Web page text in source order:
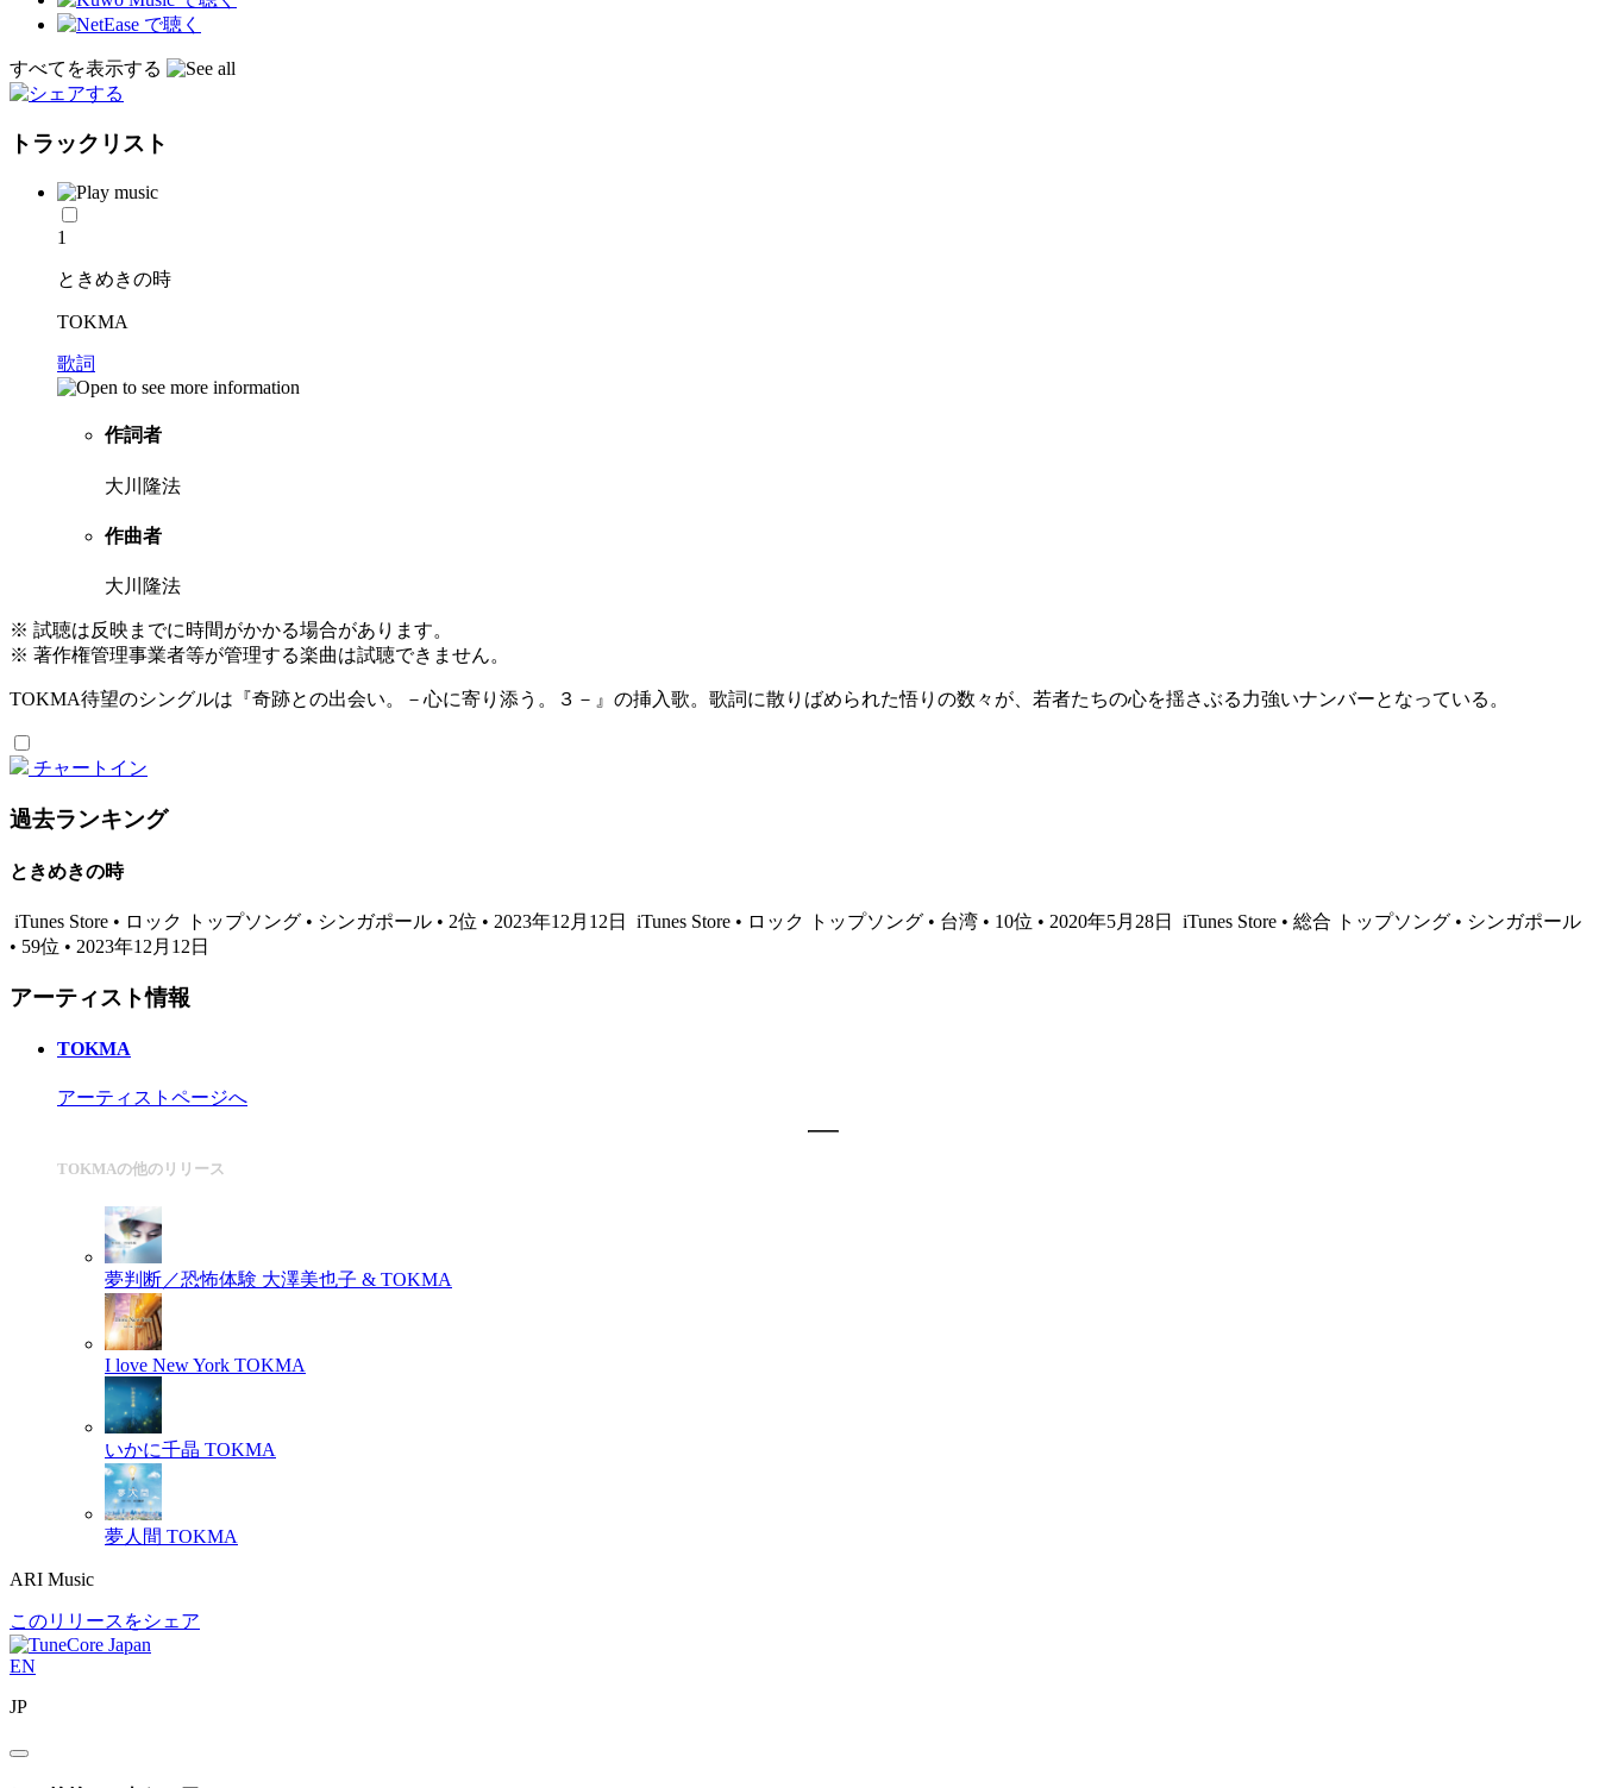
すべてを表示する
トラックリスト
1
ときめきの時
TOKMA
歌詞
作詞者
大川隆法
作曲者
大川隆法
※ 試聴は反映までに時間がかかる場合があります。
※ 著作権管理事業者等が管理する楽曲は試聴できません。
TOKMA待望のシングルは『奇跡との出会い。－心に寄り添う。３－』の挿入歌。歌詞に散りばめられた悟りの数々が、若者たちの心を揺さぶる力強いナンバーとなっている。
チャートイン
過去ランキング
ときめきの時
iTunes Store • ロック トップソング • シンガポール • 2位 • 2023年12月12日 iTunes Store • ロック トップソング • 台湾 • 10位 • 2020年5月28日
iTunes Store • 総合 トップソング • シンガポール
• 59位 • 2023年12月12日
アーティスト情報
TOKMA
アーティストページへ
TOKMAの他のリリース
夢判断／恐怖体験 大澤美也子 & TOKMA
I love New York TOKMA
いかに千晶 TOKMA
夢人間 TOKMA
ARI Music
このリリースをシェア
EN
JP